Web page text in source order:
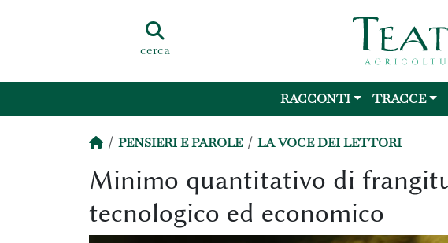
cerca
RACCONTI TRACCE
PENSIERI E PAROLE LA VOCE DEI LETTORI
Minimo quantitativo di
tecnologico ed economico